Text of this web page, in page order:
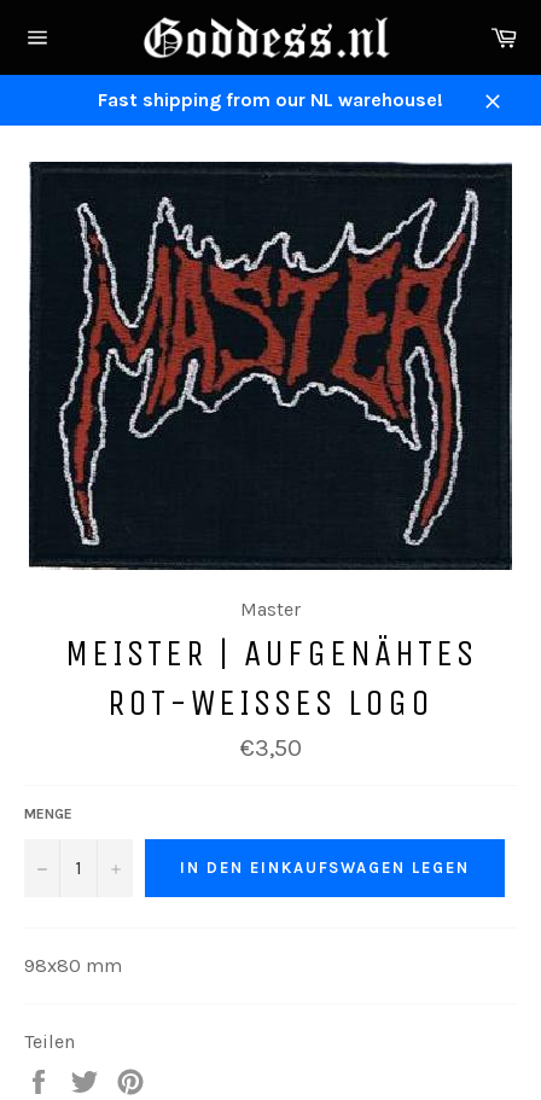
zum
Seitennavigation
Fast shipping from our NL warehouse!
Master
MEISTER | AUFGENÄHTES
ROT-WEISSES LOGO
Normaler
Preis
€3,50
MENGE
− + IN DEN EINKAUFSWAGEN LEGEN
98x80 mm
Teilen
Auf
Auf